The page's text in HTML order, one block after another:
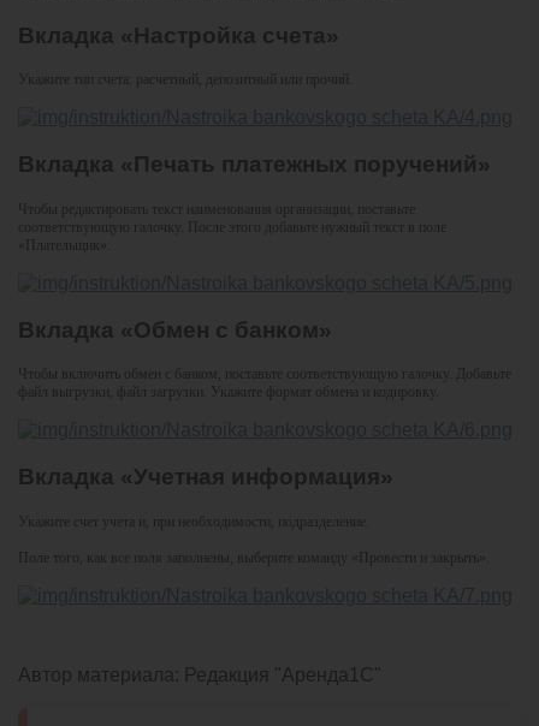
Вкладка «Настройка счета»
Укажите тип счета: расчетный, депозитный или прочий.
Вкладка «Печать платежных поручений»
Чтобы редактировать текст наименования организации, поставьте
соответствующую галочку. После этого добавьте нужный текст в поле
«Плательщик».
Вкладка «Обмен с банком»
Чтобы включить обмен с банком, поставьте соответствующую галочку. Добавьте
файл выгрузки, файл загрузки. Укажите формат обмена и кодировку.
Вкладка «Учетная информация»
Укажите счет учета и, при необходимости, подразделение.
Поле того, как все поля заполнены, выберите команду «Провести и закрыть».
Автор материала: Редакция "Аренда1С"